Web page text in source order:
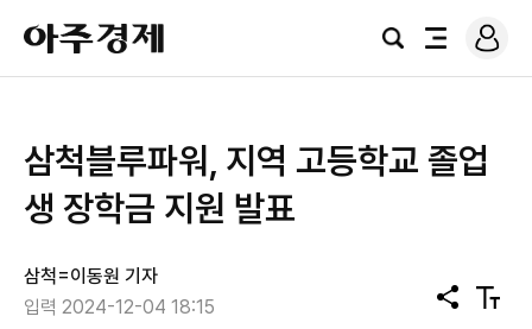
아
주
경
검
전
로
그
삼척블루파워, 지역 고등학교 졸업
생 장학금 지원 발표
삼척=이동원 기자
입력 2024-12-04 18:15
공
텍